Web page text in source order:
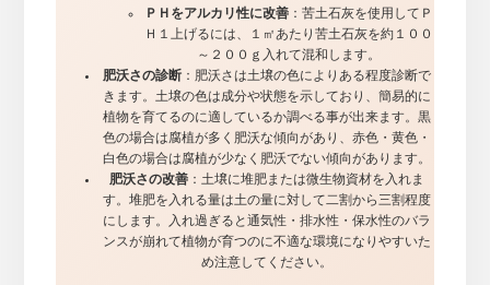
ＰＨをアルカリ性に改善 ：苦土石灰を使用してＰ
Ｈ１上げるには、１㎡あたり苦土石灰を約１００
～２００ｇ入れて混和します。
肥沃さの診断 ：肥沃さは土壌の色によりある程度診断で
きます。土壌の色は成分や状態を示しており、簡易的に
植物を育てるのに適しているか調べる事が出来ます。黒
色の場合は腐植が多く肥沃な傾向があり、赤色・黄色・
白色の場合は腐植が少なく肥沃でない傾向があります。
肥沃さの改善 ：土壌に堆肥または微生物資材を入れま
す。堆肥を入れる量は土の量に対して二割から三割程度
にします。入れ過ぎると通気性・排水性・保水性のバラ
ンスが崩れて植物が育つのに不適な環境になりやすいた
め注意してください。